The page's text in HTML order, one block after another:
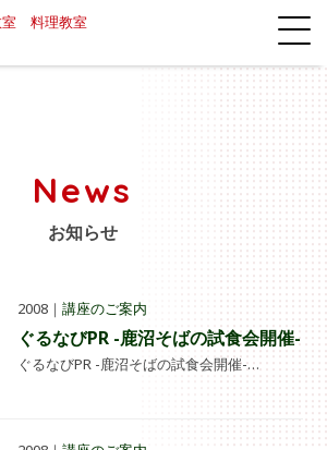
室 料理教室
News
お知らせ
2008｜ 講座のご案内
ぐるなびPR -鹿沼そばの試食会開催-
ぐるなびPR -鹿沼そばの試食会開催-…